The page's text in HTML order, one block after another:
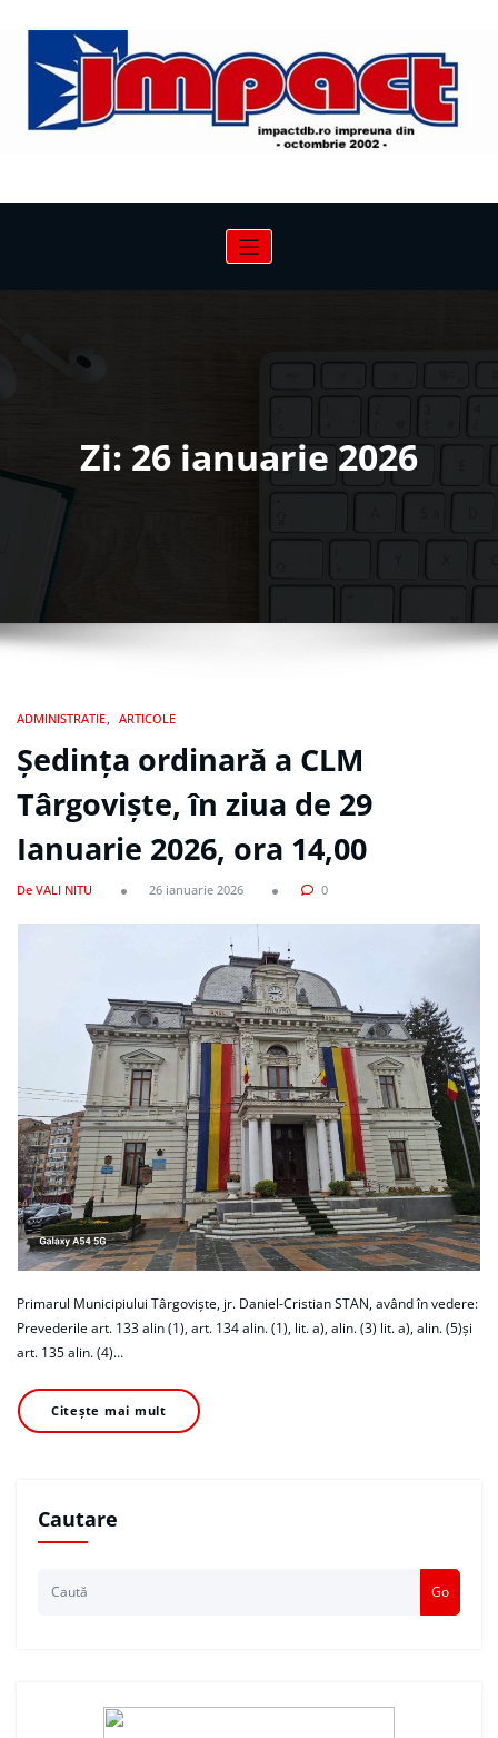
conținut
Zi: 26 ianuarie 2026
ADMINISTRATIE ARTICOLE
Ședința ordinară a CLM
Târgoviște, în ziua de 29
Ianuarie 2026, ora 14,00
De VALI NITU 26 ianuarie 2026 0
Primarul Municipiului Târgoviște, jr. Daniel-Cristian STAN, având în vedere:
Prevederile art. 133 alin (1), art. 134 alin. (1), lit. a), alin. (3) lit. a), alin. (5)și
art. 135 alin. (4)…
Citește mai mult
Cautare
Go